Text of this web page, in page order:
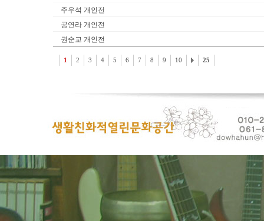
주우석 개인전
공연라 개인전
권순교 개인전
1 2 3 4 5 6 7 8 9 10 25